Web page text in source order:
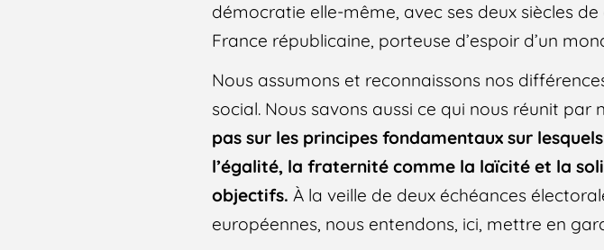
démocratie elle-même, avec ses deux siècles
France républicaine, porteuse d’espoir d’un
Nous assumons et reconnaissons nos
social. Nous savons aussi ce qui nous réunit par
pas sur les principes fondamentaux sur
l’égalité, la fraternité comme la laïcité et la
objectifs. À la veille de deux échéances
européennes, nous entendons, ici, mettre en